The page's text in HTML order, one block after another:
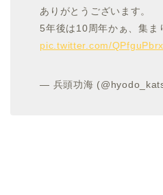
ありがとうございます。
5年後は10周年かぁ、集ま
pic.twitter.com/
— 兵頭功海